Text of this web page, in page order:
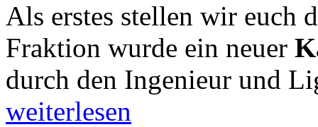
Als erstes stellen wir euch
Fraktion wurde ein neuer
durch den Ingenieur und
weiterlesen